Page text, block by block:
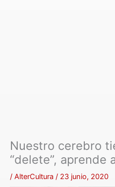
Nuestro cerebro
“delete”, aprende
/ AlterCultura / 23 junio, 2020